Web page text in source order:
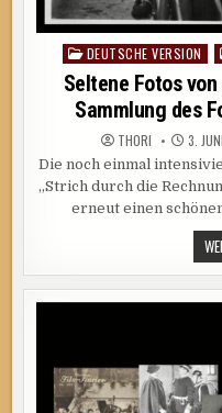
Posted
in
DEUTSCHE VERSION
Seltene Fotos
Sammlung des
THORI 3.
Die noch einmal
„Strich durch die
erneut einen